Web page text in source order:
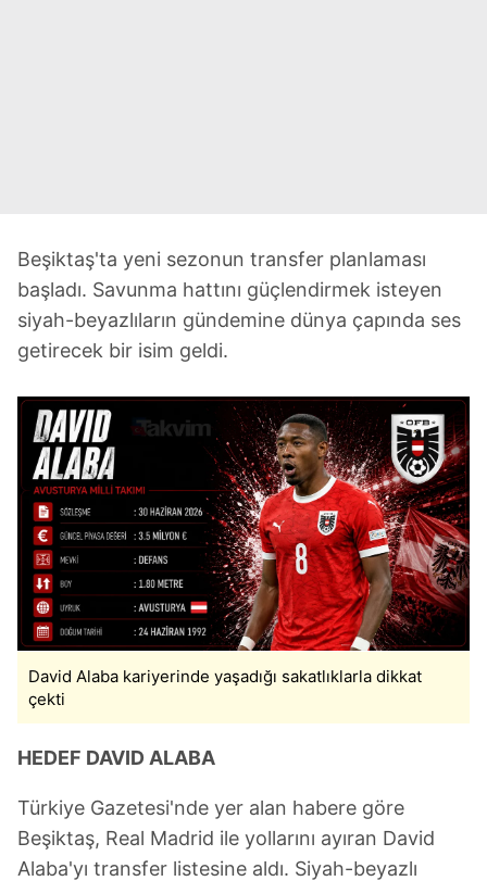
Beşiktaş'ta yeni sezonun transfer planlaması
başladı. Savunma hattını güçlendirmek isteyen
siyah-beyazlıların gündemine dünya çapında ses
getirecek bir isim geldi.
David Alaba kariyerinde yaşadığı sakatlıklarla dikkat
çekti
HEDEF DAVID ALABA
Türkiye Gazetesi'nde yer alan habere göre
Beşiktaş, Real Madrid ile yollarını ayıran David
Alaba'yı transfer listesine aldı. Siyah-beyazlı